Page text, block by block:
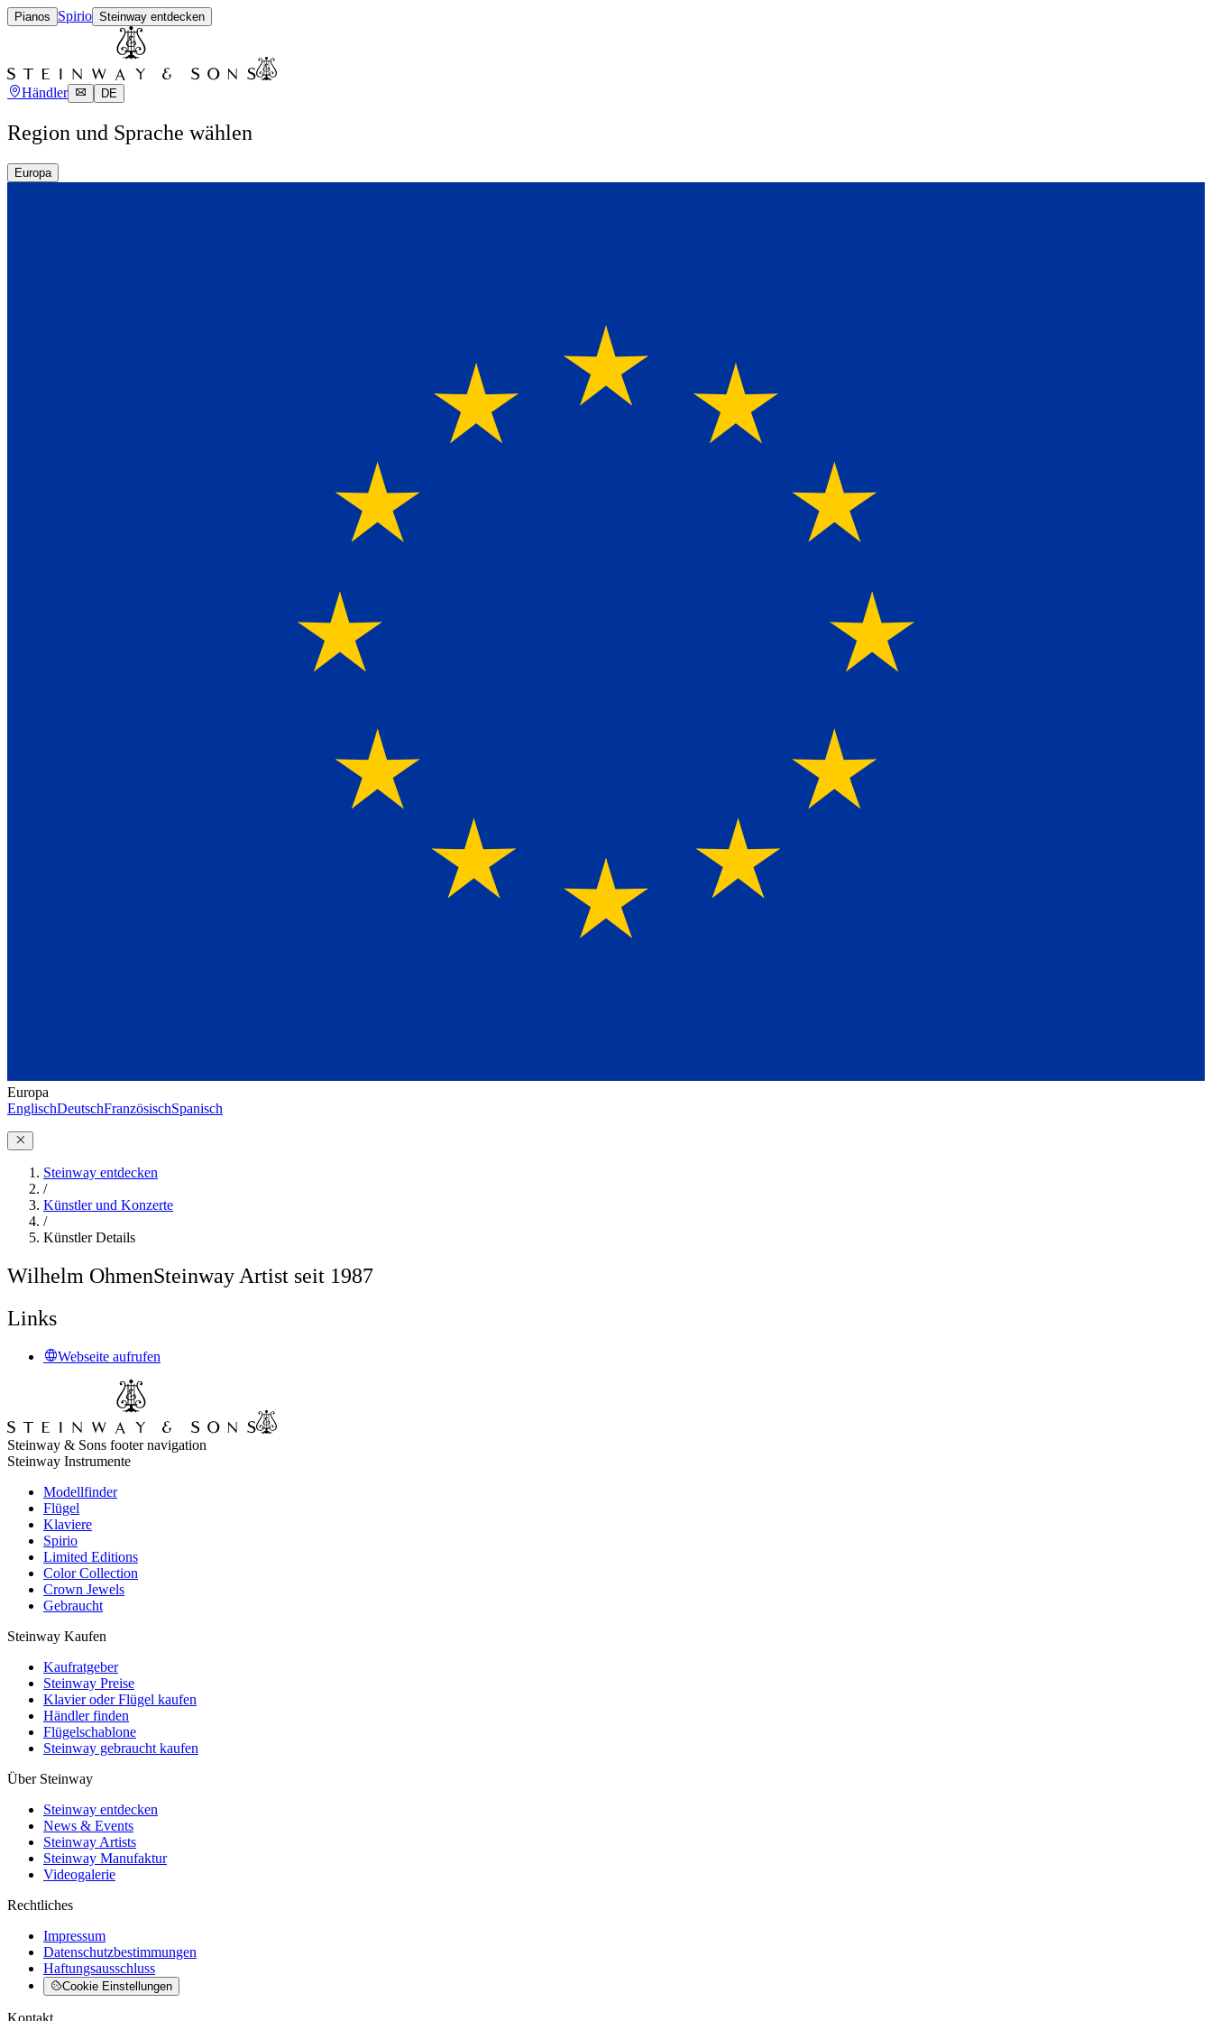
Pianos Spirio Steinway entdecken
Händler DE
Region und Sprache wählen
Europa
Europa
EnglischDeutschFranzösischSpanisch
Steinway entdecken
/
Künstler und Konzerte
/
Künstler Details
Wilhelm OhmenSteinway Artist seit 1987
Links
Webseite aufrufen
Steinway & Sons footer navigation
Steinway Instrumente
Modellfinder
Flügel
Klaviere
Spirio
Limited Editions
Color Collection
Crown Jewels
Gebraucht
Steinway Kaufen
Kaufratgeber
Steinway Preise
Klavier oder Flügel kaufen
Händler finden
Flügelschablone
Steinway gebraucht kaufen
Über Steinway
Steinway entdecken
News & Events
Steinway Artists
Steinway Manufaktur
Videogalerie
Rechtliches
Impressum
Datenschutzbestimmungen
Haftungsausschluss
Cookie Einstellungen
Kontakt